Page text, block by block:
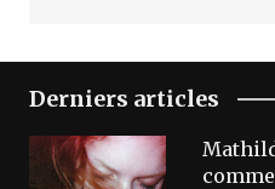
Derniers articles